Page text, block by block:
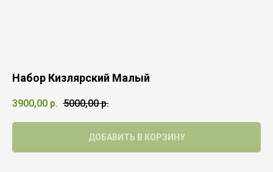
Набор Кизлярский Малый
3900,00 р. 5000,00 р.
ДОБАВИТЬ В КОРЗИНУ